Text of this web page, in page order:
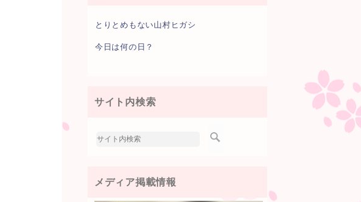
とりとめもない山村ヒガシ
今日は何の日？
サイト内検索
メディア掲載情報